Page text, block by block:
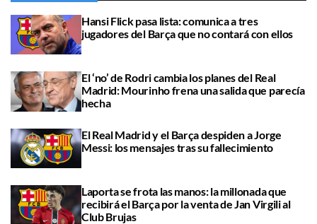
Hansi Flick pasa lista: comunica a tres
jugadores del Barça que no contará con ellos
El ‘no’ de Rodri cambia los planes del Real
Madrid: Mourinho frena una salida que parecía
hecha
El Real Madrid y el Barça despiden a Jorge
Messi: los mensajes tras su fallecimiento
Laporta se frota las manos: la millonada que
recibirá el Barça por la venta de Jan Virgili al
Club Brujas